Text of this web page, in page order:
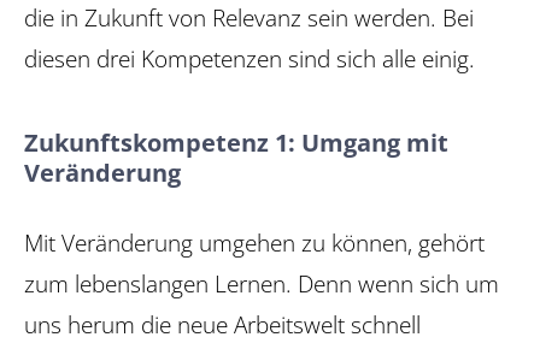
die in Zukunft von Relevanz sein werden. Bei
diesen drei Kompetenzen sind sich alle einig.
Zukunftskompetenz 1: Umgang mit
Veränderung
Mit Veränderung umgehen zu können, gehört
zum lebenslangen Lernen. Denn wenn sich um
uns herum die neue Arbeitswelt schnell